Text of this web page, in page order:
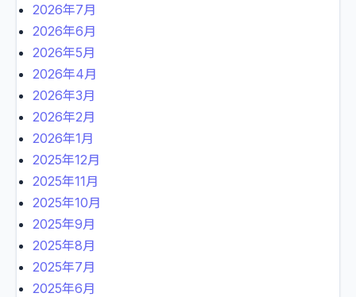
2026年7月
2026年6月
2026年5月
2026年4月
2026年3月
2026年2月
2026年1月
2025年12月
2025年11月
2025年10月
2025年9月
2025年8月
2025年7月
2025年6月